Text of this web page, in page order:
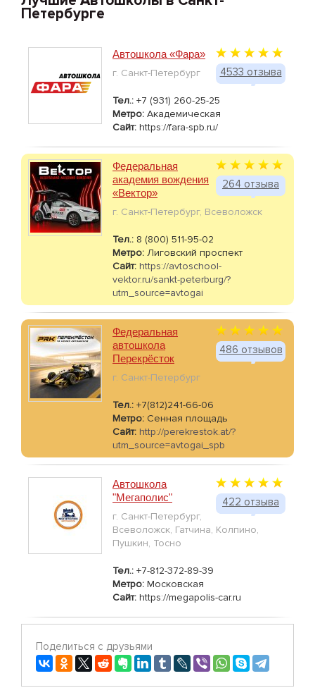
Петербурге
4533 отзыва
Автошкола «Фара»
г. Санкт-Петербург
Тел.: +7 (931) 260-25-25
Метро: Академическая
Сайт: https://fara-spb.ru/
264 отзыва
Федеральная
академия вождения
«Вектор»
г. Санкт-Петербург, Всеволожск
Тел.: 8 (800) 511-95-02
Метро: Лиговский проспект
Сайт: https://avtoschool-
vektor.ru/sankt-peterburg/?
utm_source=avtogai
486 отзывов
Федеральная
автошкола
Перекрёсток
г. Санкт-Петербург
Тел.: +7(812)241-66-06
Метро: Сенная площадь
Сайт: http://perekrestok.at/?
utm_source=avtogai_spb
422 отзыва
Автошкола
"Мегаполис"
г. Санкт-Петербург,
Всеволожск, Гатчина, Колпино,
Пушкин, Тосно
Тел.: +7-812-372-89-39
Метро: Московская
Сайт: https://megapolis-car.ru
Поделиться с друзьями